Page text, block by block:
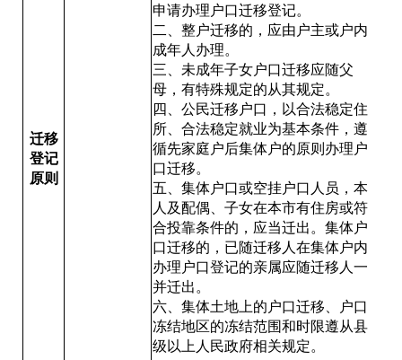
迁移
登记
原则
申请办理户口迁移登记。
二、整户迁移的，应由户主或户内
成年人办理。
三、未成年子女户口迁移应随父
母，有特殊规定的从其规定。
四、公民迁移户口，以合法稳定住
所、合法稳定就业为基本条件，遵
循先家庭户后集体户的原则办理户
口迁移。
五、集体户口或空挂户口人员，本
人及配偶、子女在本市有住房或符
合投靠条件的，应当迁出。集体户
口迁移的，已随迁移人在集体户内
办理户口登记的亲属应随迁移人一
并迁出。
六、集体土地上的户口迁移、户口
冻结地区的冻结范围和时限遵从县
级以上人民政府相关规定。